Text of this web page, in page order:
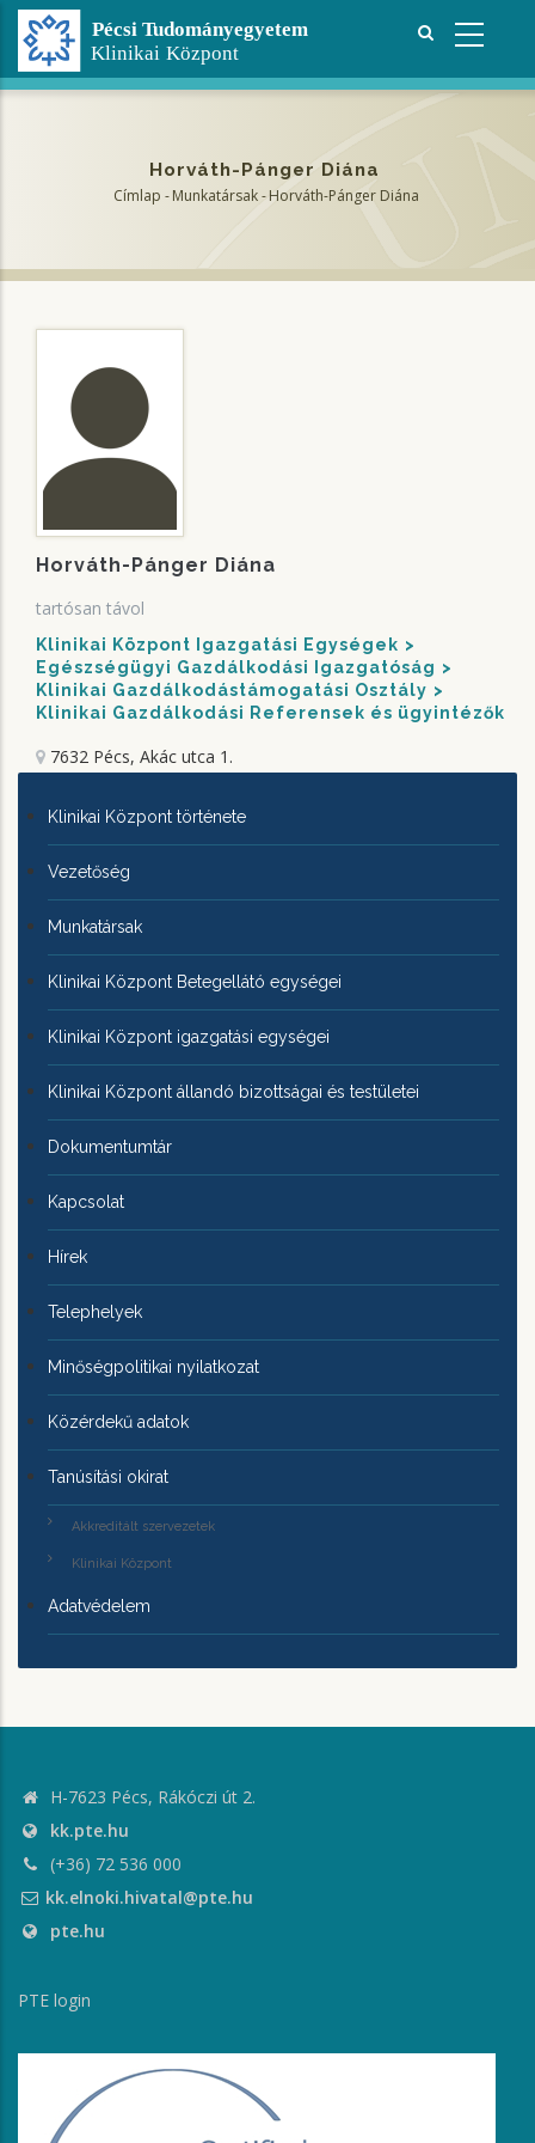
Ugrás
tartalomra
Horváth-Pánger Diána
Címlap - Munkatársak - Horváth-Pánger Diána
Horváth-Pánger Diána
tartósan távol
Klinikai Központ Igazgatási Egységek
Egészségügyi Gazdálkodási Igazgatóság
Klinikai Gazdálkodástámogatási Osztály
Klinikai Gazdálkodási Referensek és ügyintézők
7632 Pécs, Akác utca 1.
KLINIKAI
KÖZPONTRÓL
Klinikai Központ története
Vezetőség
Munkatársak
Klinikai Központ Betegellátó egységei
Klinikai Központ igazgatási egységei
Klinikai Központ állandó bizottságai és testületei
Dokumentumtár
Kapcsolat
Hírek
Telephelyek
Minőségpolitikai nyilatkozat
Közérdekű adatok
Tanúsítási okirat
Akkreditált szervezetek
Klinikai Központ
Adatvédelem
H-7623 Pécs, Rákóczi út 2.
kk.pte.hu
(+36) 72 536 000
kk.elnoki.hivatal@pte.hu
pte.hu
PTE login